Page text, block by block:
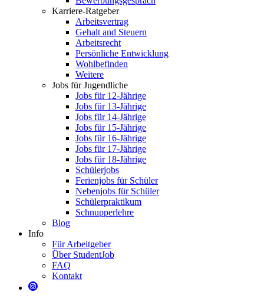
Karriere-Ratgeber
Arbeitsvertrag
Gehalt and Steuern
Arbeitsrecht
Persönliche Entwicklung
Wohlbefinden
Weitere
Jobs für Jugendliche
Jobs für 12-Jährige
Jobs für 13-Jährige
Jobs für 14-Jährige
Jobs für 15-Jährige
Jobs für 16-Jährige
Jobs für 17-Jährige
Jobs für 18-Jährige
Schülerjobs
Ferienjobs für Schüler
Nebenjobs für Schüler
Schülerpraktikum
Schnupperlehre
Blog
Info
Für Arbeitgeber
Über StudentJob
FAQ
Kontakt